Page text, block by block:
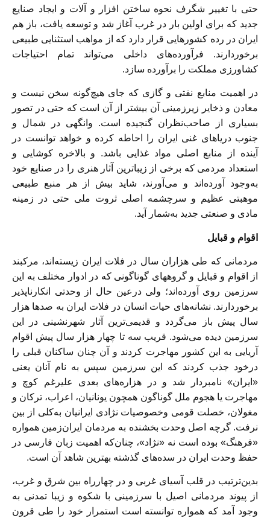
حتى با تغيير شگرف نحوه ساختن‌‏ افزار و آلات و ايجاد صنايع
جديد كه براى اولين بار در غرب آغاز شد و توسعه يافت، باز هم
ايران در رده كشورهايى قرار دارد كه از مواهب استثنايى طبيعى
برخوردارند. فرآورده‌‏هاى داخلى می‌‏تواند تمام احتياجات
كشاورزى مملكت را برآورده سازد.
در اهميت منابع نفتى و گازى كه جاى هيچ‌‏گونه سخن نيست و
معادن و ذخاير زيرزمينى آن بيشتر از آن است كه حتى در تصور
بسيارى از صاحب‌‏نظران گنجيده است. وانگهى در شمال و
جنوب درياهاى غنى ايران را احاطه كرده و خواهد توانست در
آينده از منابع اصلى مواد غذايى باشد. و بالاخره كوشايى و
استعداد مردمى كه برخى از زيباترين آثار هنرى را در صنايع خود
به‌‏‌‏وجود آورده‌‏اند و می‌‏آورند، شايد بيش از هر منبع طبيعى
موهبتى عظيم و سرچشمه اصلى ثروت ملى حتى در زمينه
مادى و صنعتى جديد به‌‏‌‏‌‏شمار آيد.
اقوام و قبايل
مردمانى كه طى هزاران سال در فلات ايران زيسته‌‏اند، مركبند
از اقوام و قبايل و گروههاى گوناگونى كه در ادوار مختلف به اين
سرزمين روى آورده‌‏اند؛ ولى درعين حال از وحدتى انكارناپذير
برخوردارند. نشانه‌‏هاى حيات انسان در فلات ايران به صدها هزار
سال پيش باز می‌‏گردد و قديمی‌‏ترين آثار شهرنشينى در اين
سرزمين ديده می‌‏شود. قريب سه تا چهار هزار سال پيش اقوام
آريايى به اين كشور مهاجرت كردند و آن چنان ساكنان قبلى را
در‌‏‌‏خود جذب كردند كه اين سرزمين سپس به نام آنان يعنى
«ايران» نامبردار شد و در هزاره‌‏هاى بعدى علیرغم كوچ و
مهاجرت يا هجوم ملل گوناگون همچون يونانيان، اعراب، تركان و
مغولان، خصلت قومى وخصوصيات نژادى ايرانيان به‌كلى از بين
نرفت. گرچه اصل وحدت بخشنده به مردمان ايران‌‏زمين همواره
«فرهنگ» بوده است نه «نژاد»، چنان‌‏كه اهميت زبان فارسى در
حفظ وحدت ايران در سده‌‏هاى گذشته بهترين شاهد آن است.
بدين‌‏‌‏ترتيب در قلب آسياى غربى و در چهارراه بين شرق و غرب،
از پيوند مردمانى اصيل با سرزمينى با شكوه و زيبا تمدنى به
وجود آمد كه همواره توانسته است استمرار خود را طى قرون